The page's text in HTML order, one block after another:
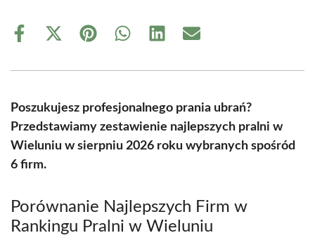
Share
Share
(Twitter)
Share Share Share Share
Poszukujesz profesjonalnego prania ubrań?
Przedstawiamy zestawienie najlepszych pralni w
Wieluniu w sierpniu 2026 roku wybranych spośród
6 firm.
Porównanie Najlepszych Firm w
Rankingu Pralni w Wieluniu